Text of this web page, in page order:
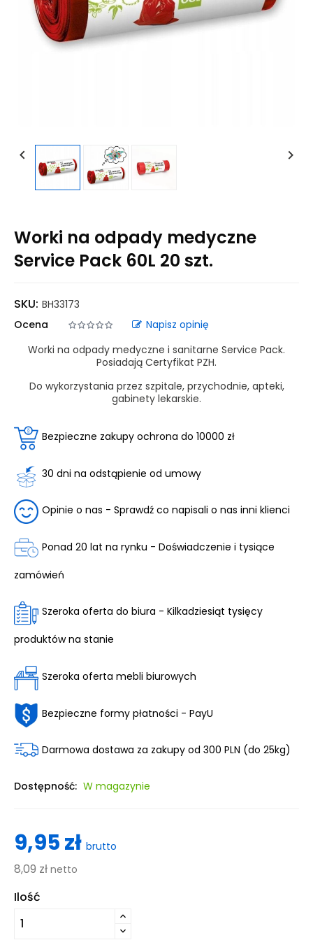
 
Worki na odpady medyczne
Service Pack 60L 20 szt.
SKU: BH33173
Ocena
Napisz opinię
Worki na odpady medyczne i sanitarne Service Pack.
Posiadają Certyfikat PZH.
Do wykorzystania przez szpitale, przychodnie, apteki,
gabinety lekarskie.
Bezpieczne zakupy ochrona do 10000 zł
30 dni na odstąpienie od umowy
Opinie o nas - Sprawdź co napisali o nas inni klienci
Ponad 20 lat na rynku - Doświadczenie i tysiące
zamówień
Szeroka oferta do biura - Kilkadziesiąt tysięcy
produktów na stanie
Szeroka oferta mebli biurowych
Bezpieczne formy płatności - PayU
Darmowa dostawa za zakupy od 300 PLN (do 25kg)
Dostępność: W magazynie
9,95 zł brutto
8,09 zł netto
Ilość